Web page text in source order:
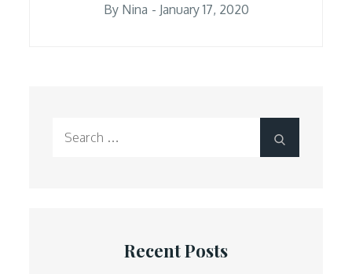
By Nina Posted
January 17, 2020
Recent Posts